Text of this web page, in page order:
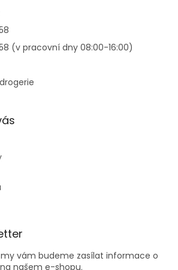
k
(v pracovní dny 08:00-16:00)
vám budeme zasílat informace o
našem e-shopu.